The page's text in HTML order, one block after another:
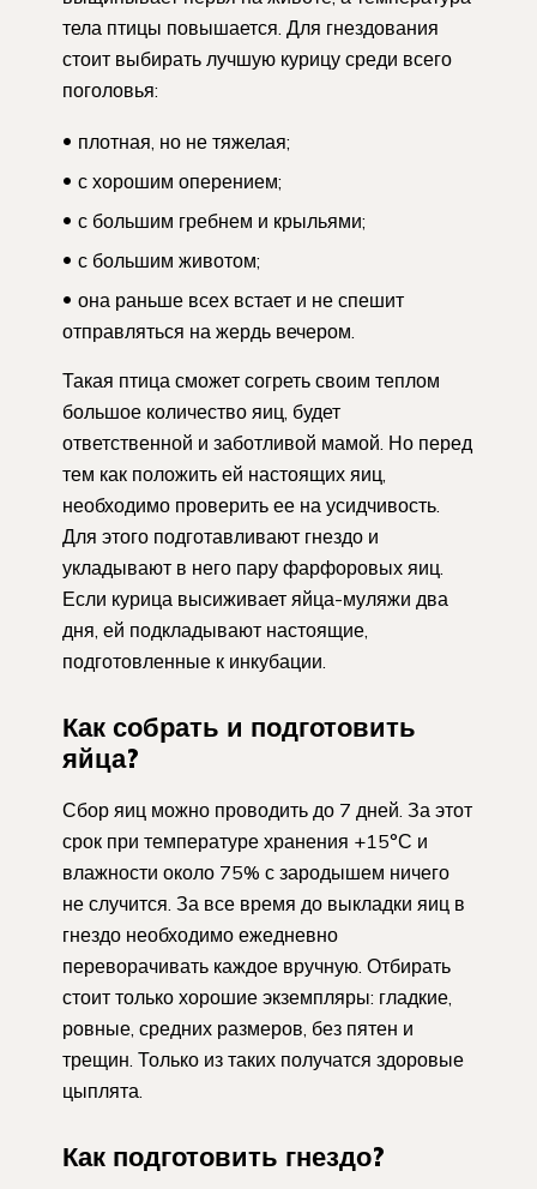
тела птицы повышается. Для гнездования
стоит выбирать лучшую курицу среди всего
поголовья:
плотная, но не тяжелая;
с хорошим оперением;
с большим гребнем и крыльями;
с большим животом;
она раньше всех встает и не спешит
отправляться на жердь вечером.
Такая птица сможет согреть своим теплом
большое количество яиц, будет
ответственной и заботливой мамой. Но перед
тем как положить ей настоящих яиц,
необходимо проверить ее на усидчивость.
Для этого подготавливают гнездо и
укладывают в него пару фарфоровых яиц.
Если курица высиживает яйца-муляжи два
дня, ей подкладывают настоящие,
подготовленные к инкубации.
Как собрать и подготовить
яйца?
Сбор яиц можно проводить до 7 дней. За этот
срок при температуре хранения +15°С и
влажности около 75% с зародышем ничего
не случится. За все время до выкладки яиц в
гнездо необходимо ежедневно
переворачивать каждое вручную. Отбирать
стоит только хорошие экземпляры: гладкие,
ровные, средних размеров, без пятен и
трещин. Только из таких получатся здоровые
цыплята.
Как подготовить гнездо?